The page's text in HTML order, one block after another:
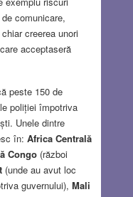
comunicare,
creerea unori
acceptaseră
peste 150 de
poliției împotriva
Unele dintre
în: Africa Centrală
Congo(război
(unde au avut loc
guvernului), Mali